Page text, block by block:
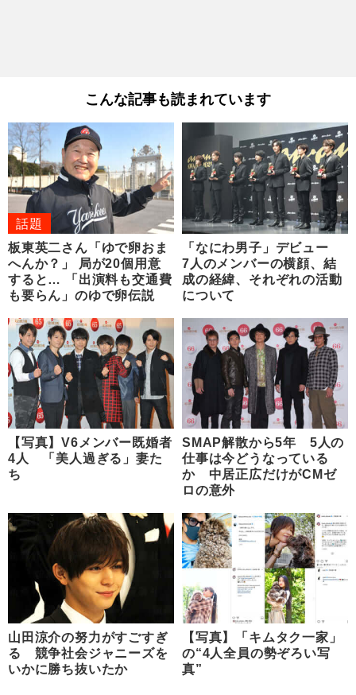
こんな記事も読まれています
話題
板東英二さん「ゆで卵おま
へんか？」 局が20個用意
すると… 「出演料も交通費
も要らん」のゆで卵伝説
「なにわ男子」デビュー
7人のメンバーの横顔、結
成の経緯、それぞれの活動
について
【写真】V6メンバー既婚者
4人 「美人過ぎる」妻た
ち
SMAP解散から5年 5人の
仕事は今どうなっている
か 中居正広だけがCMゼ
ロの意外
山田涼介の努力がすごすぎ
る 競争社会ジャニーズを
いかに勝ち抜いたか
【写真】「キムタク一家」
の“4人全員の勢ぞろい写
真”